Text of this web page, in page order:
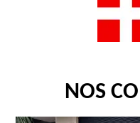
NOS